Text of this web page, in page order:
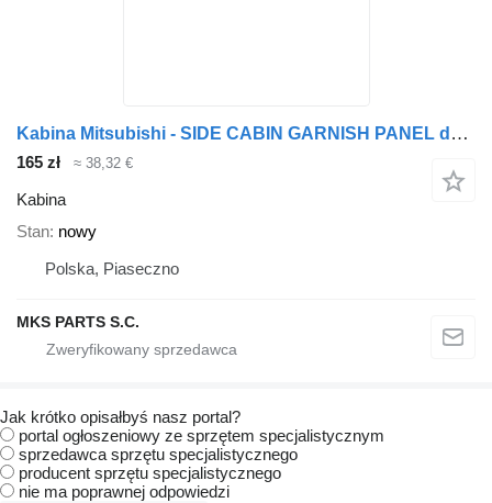
Kabina Mitsubishi - SIDE CABIN GARNISH PANEL do ciężarówki Mitsubishi CANTER LISTWA BOCZNA KABINY
165 zł ≈ 38,32 €
Kabina
Stan nowy
Polska, Piaseczno
MKS PARTS S.C.
Jak krótko opisałbyś nasz portal?
portal ogłoszeniowy ze sprzętem specjalistycznym
sprzedawca sprzętu specjalistycznego
producent sprzętu specjalistycznego
nie ma poprawnej odpowiedzi